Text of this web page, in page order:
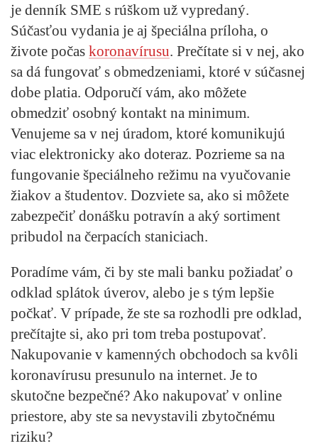
je denník SME s rúškom už vypredaný.
Súčasťou vydania je aj špeciálna príloha, o
živote počas koronavírusu. Prečítate si v nej, ako
sa dá fungovať s obmedzeniami, ktoré v súčasnej
dobe platia. Odporučí vám, ako môžete
obmedziť osobný kontakt na minimum.
Venujeme sa v nej úradom, ktoré komunikujú
viac elektronicky ako doteraz. Pozrieme sa na
fungovanie špeciálneho režimu na vyučovanie
žiakov a študentov. Dozviete sa, ako si môžete
zabezpečiť donášku potravín a aký sortiment
pribudol na čerpacích staniciach.
Poradíme vám, či by ste mali banku požiadať o
odklad splátok úverov, alebo je s tým lepšie
počkať. V prípade, že ste sa rozhodli pre odklad,
prečítajte si, ako pri tom treba postupovať.
Nakupovanie v kamenných obchodoch sa kvôli
koronavírusu presunulo na internet. Je to
skutočne bezpečné? Ako nakupovať v online
priestore, aby ste sa nevystavili zbytočnému
riziku?